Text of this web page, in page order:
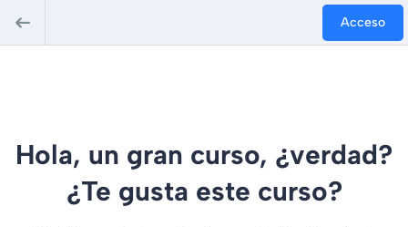
Acceso
Hola, un gran curso, ¿verdad?
¿Te gusta este curso?